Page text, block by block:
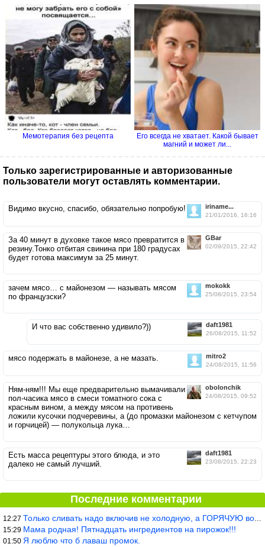
Мемотерапия без рецепта
Его всегда не хватает. Какой бывает
магний и может ли...
Только зарегистрированные и авторизованные
пользователи могут оставлять комментарии.
iriname...
21/01/2016, 16:16
Видимо вкусно, спасибо, обязательно попробую!
GBar
02/09/2015, 22:42
За 40 минут в духовке такое мясо превратится в
резину.Тонко отбитая свинина при 180 градусах
будет готова максимум за 25 минут.
mokokk
25/08/2015, 23:54
зачем мясо… с майонезом — называть мясом
по французски?
daft1981
26/08/2015, 11:52
И что вас собственно удивило?))
mitro2
24/08/2015, 11:56
мясо подержать в майонезе, а не мазать.
obolonchik
24/08/2015, 09:52
Ням-ням!!! Мы еще предварительно вымачивали
пол-часика мясо в смеси томатного сока с
красным вином, а между мясом на противень
ложили кусочки подчеревины, а (до промазки майонезом с кетчупом
и горчицей) — полукольца лука…
daft1981
23/08/2015, 22:23
Есть масса рецептуры этого блюда, и это
далеко не самый лучший.
Последние комментарии
12:27 Только сливать надо включив не холодную, а ГОРЯЧУЮ воду. Трубы в
15:29 Мама родная! Пятнадцать ингредиентов на пирожок!!!
01:50 Я люблю что б лаваш промок.